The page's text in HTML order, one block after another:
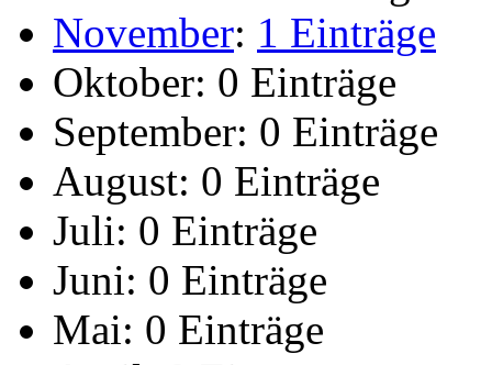
November: 1 Einträge
Oktober: 0 Einträge
September: 0 Einträge
August: 0 Einträge
Juli: 0 Einträge
Juni: 0 Einträge
Mai: 0 Einträge